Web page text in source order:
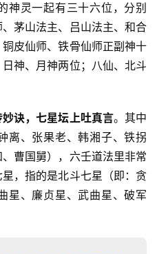
神灵一起有三十六位，分别
茅山法主、吕山法主、和合
皮仙师、铁骨仙师正副神十
神、月神两位；八仙、北斗
诀，七星坛上吐真言。其中
离、张果老、韩湘子、铁拐
曹国舅），六壬道法里非常
，指的是北斗七星（即：贪
星、廉贞星、武曲星、破军